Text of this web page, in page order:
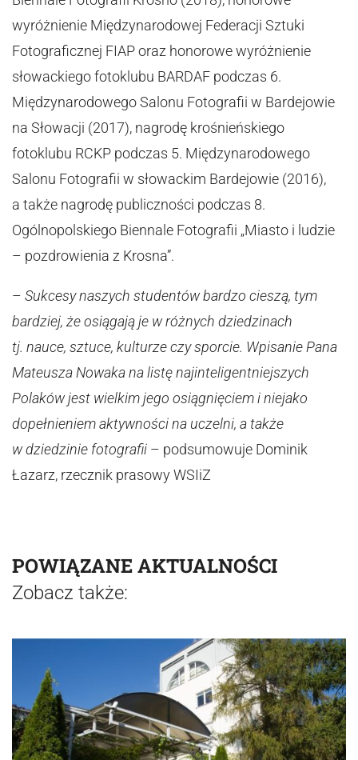
wyróżnienie Międzynarodowej Federacji Sztuki
Fotograficznej FIAP oraz honorowe wyróżnienie
słowackiego fotoklubu BARDAF podczas 6.
Międzynarodowego Salonu Fotografii w Bardejowie
na Słowacji (2017), nagrodę krośnieńskiego
fotoklubu RCKP podczas 5. Międzynarodowego
Salonu Fotografii w słowackim Bardejowie (2016),
a także nagrodę publiczności podczas 8.
Ogólnopolskiego Biennale Fotografii „Miasto i ludzie
– pozdrowienia z Krosna”.
– Sukcesy naszych studentów bardzo cieszą, tym
bardziej, że osiągają je w różnych dziedzinach
tj. nauce, sztuce, kulturze czy sporcie. Wpisanie Pana
Mateusza Nowaka na listę najinteligentniejszych
Polaków jest wielkim jego osiągnięciem i niejako
dopełnieniem aktywności na uczelni, a także
w dziedzinie fotografii – podsumowuje Dominik
Łazarz, rzecznik prasowy WSIiZ
POWIĄZANE AKTUALNOŚCI
Zobacz także: